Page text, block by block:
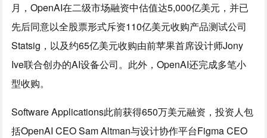
月，OpenAI在二级市场融资中估值达5,000亿美元，并已
先后同意以全股票形式斥资110亿美元收购产品测试公司
Statsig，以及约65亿美元收购由前苹果首席设计师Jony
Ive联合创办的AI设备公司。此外，OpenAI还完成多笔小
型收购。
Software Applications此前获得650万美元融资，投资人包
括OpenAI CEO Sam Altman与设计协作平台Figma CEO